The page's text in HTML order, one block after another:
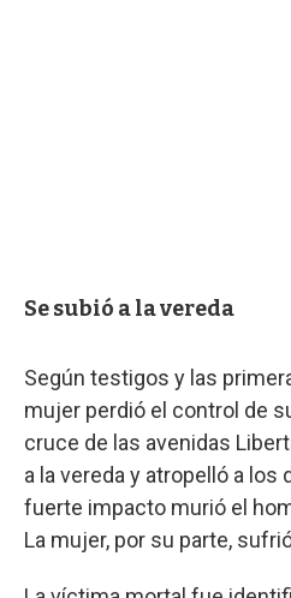
Se subió a la vereda
Según testigos y las
mujer perdió el control de
cruce de las avenidas
a la vereda y atropelló a los
fuerte impacto murió el
La mujer, por su parte,